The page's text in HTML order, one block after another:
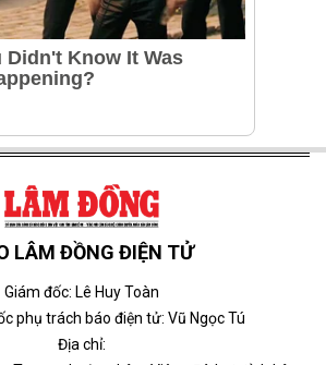
LÂM ĐỒNG ĐIỆN TỬ
Giám đốc: Lê Huy Toàn
phụ trách báo điện tử: Vũ Ngọc Tú
Địa chỉ: